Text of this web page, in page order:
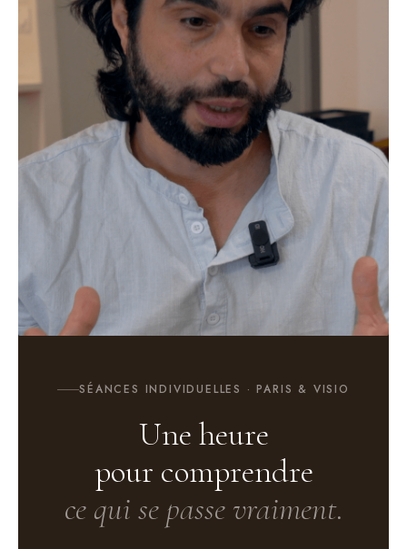
SÉANCES INDIVIDUELLES · PARIS & VISIO
Une heure
pour comprendre
ce qui se passe vraiment.